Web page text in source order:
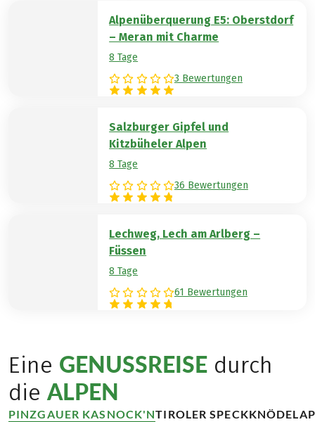
Alpenüberquerung E5: Oberstdorf
– Meran mit Charme
8 Tage
3 Bewertungen
Salzburger Gipfel und
Kitzbüheler Alpen
8 Tage
36 Bewertungen
Lechweg, Lech am Arlberg –
Füssen
8 Tage
61 Bewertungen
Eine GENUSSREISE durch
die ALPEN
PINZGAUER KASNOCK'NTIROLER SPECKKNÖDEL